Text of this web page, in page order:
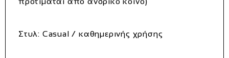
Στυλ: Casual / καθημερινής χρήσης